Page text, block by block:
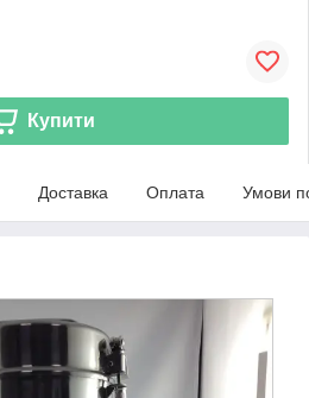
Купити
Доставка Оплата Умови